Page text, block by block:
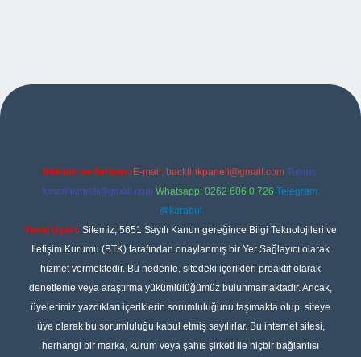
Reklam ve İletişim: E-mail: backlinkpaneli@gmail.com Teams:
forumhizmeti@gmail.com Whatsapp: 0262 606 0 726 Telegram:
@karabul
Yasal Uyarı: Sitemiz, 5651 Sayılı Kanun gereğince Bilgi Teknolojileri ve
İletişim Kurumu (BTK) tarafından onaylanmış bir Yer Sağlayıcı olarak
hizmet vermektedir. Bu nedenle, sitedeki içerikleri proaktif olarak
denetleme veya araştırma yükümlülüğümüz bulunmamaktadır. Ancak,
üyelerimiz yazdıkları içeriklerin sorumluluğunu taşımakta olup, siteye
üye olarak bu sorumluluğu kabul etmiş sayılırlar. Bu internet sitesi,
herhangi bir marka, kurum veya şahıs şirketi ile hiçbir bağlantısı